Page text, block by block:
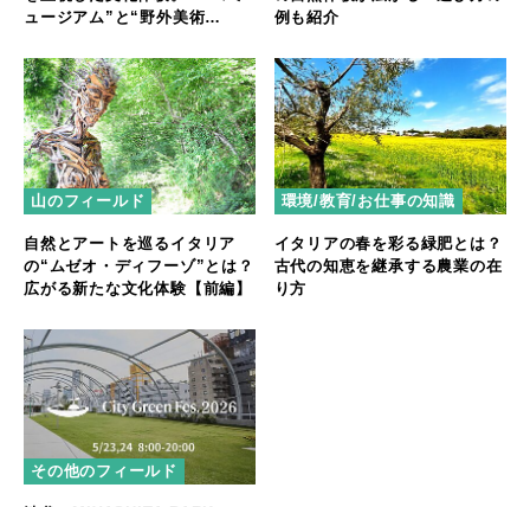
ュージアム”と“野外美術
例も紹介
山のフィールド
自然とアートを巡るイタリア
の“ムゼオ・ディフーゾ”とは？
広がる新たな文化体験【前編】
環境/教育/お仕事の知識
イタリアの春を彩る緑肥とは？
古代の知恵を継承する農業の在
り方
その他のフィールド